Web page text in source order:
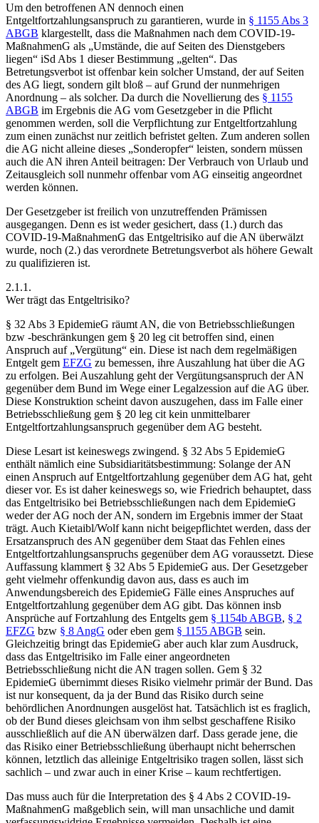
Um den betroffenen AN dennoch einen
Entgeltfortzahlungsanspruch zu garantieren, wurde in § 1155 Abs 3
ABGB klargestellt, dass die Maßnahmen nach dem COVID-19-
MaßnahmenG als „Umstände, die auf Seiten des Dienstgebers
liegen“ iSd Abs 1 dieser Bestimmung „gelten“. Das
Betretungsverbot ist offenbar kein solcher Umstand, der auf Seiten
des AG liegt, sondern gilt bloß – auf Grund der nunmehrigen
Anordnung – als solcher. Da durch die Novellierung des § 1155
ABGB im Ergebnis die AG vom Gesetzgeber in die Pflicht
genommen werden, soll die Verpflichtung zur Entgeltfortzahlung
zum einen zunächst nur zeitlich befristet gelten. Zum anderen sollen
die AG nicht alleine dieses „Sonderopfer“ leisten, sondern müssen
auch die AN ihren Anteil beitragen: Der Verbrauch von Urlaub und
Zeitausgleich soll nunmehr offenbar vom AG einseitig angeordnet
werden können.
Der Gesetzgeber ist freilich von unzutreffenden Prämissen
ausgegangen. Denn es ist weder gesichert, dass (1.) durch das
COVID-19-MaßnahmenG das Entgeltrisiko auf die AN überwälzt
wurde, noch (2.) das verordnete Betretungsverbot als höhere Gewalt
zu qualifizieren ist.
2.1.1.
Wer trägt das Entgeltrisiko?
§ 32 Abs 3 EpidemieG räumt AN, die von Betriebsschließungen
bzw -beschränkungen gem § 20 leg cit betroffen sind, einen
Anspruch auf „Vergütung“ ein. Diese ist nach dem regelmäßigen
Entgelt gem EFZG zu bemessen, ihre Auszahlung hat über die AG
zu erfolgen. Bei Auszahlung geht der Vergütungsanspruch der AN
gegenüber dem Bund im Wege einer Legalzession auf die AG über.
Diese Konstruktion scheint davon auszugehen, dass im Falle einer
Betriebsschließung gem § 20 leg cit kein unmittelbarer
Entgeltfortzahlungsanspruch gegenüber dem AG besteht.
Diese Lesart ist keineswegs zwingend. § 32 Abs 5 EpidemieG
enthält nämlich eine Subsidiaritätsbestimmung: Solange der AN
einen Anspruch auf Entgeltfortzahlung gegenüber dem AG hat, geht
dieser vor. Es ist daher keineswegs so, wie Friedrich behauptet, dass
das Entgeltrisiko bei Betriebsschließungen nach dem EpidemieG
weder der AG noch der AN, sondern im Ergebnis immer der Staat
trägt. Auch Kietaibl/Wolfkann nicht beigepflichtet werden, dass der
Ersatzanspruch des AN gegenüber dem Staat das Fehlen eines
Entgeltfortzahlungsanspruchs gegenüber dem AG voraussetzt. Diese
Auffassung klammert § 32 Abs 5 EpidemieG aus. Der Gesetzgeber
geht vielmehr offenkundig davon aus, dass es auch im
Anwendungsbereich des EpidemieG Fälle eines Anspruches auf
Entgeltfortzahlung gegenüber dem AG gibt. Das können insb
Ansprüche auf Fortzahlung des Entgelts gem § 1154b ABGB, § 2
EFZG bzw § 8 AngG oder eben gem § 1155 ABGB sein.
Gleichzeitig bringt das EpidemieG aber auch klar zum Ausdruck,
dass das Entgeltrisiko im Falle einer angeordneten
Betriebsschließung nicht die AN tragen sollen. Gem § 32
EpidemieG übernimmt dieses Risiko vielmehr primär der Bund. Das
ist nur konsequent, da ja der Bund das Risiko durch seine
behördlichen Anordnungen ausgelöst hat. Tatsächlich ist es fraglich,
ob der Bund dieses gleichsam von ihm selbst geschaffene Risiko
ausschließlich auf die AN überwälzen darf. Dass gerade jene, die
das Risiko einer Betriebsschließung überhaupt nicht beherrschen
können, letztlich das alleinige Entgeltrisiko tragen sollen, lässt sich
sachlich – und zwar auch in einer Krise – kaum rechtfertigen.
Das muss auch für die Interpretation des § 4 Abs 2 COVID-19-
MaßnahmenG maßgeblich sein, will man unsachliche und damit